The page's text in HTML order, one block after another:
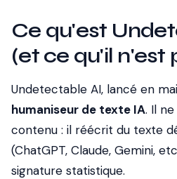
Ce qu'est
(et ce qu'il n'est
Undetectable AI, lancé en
humaniseur de texte IA. Il
contenu : il réécrit du texte
(ChatGPT, Claude, Gemini,
signature statistique.